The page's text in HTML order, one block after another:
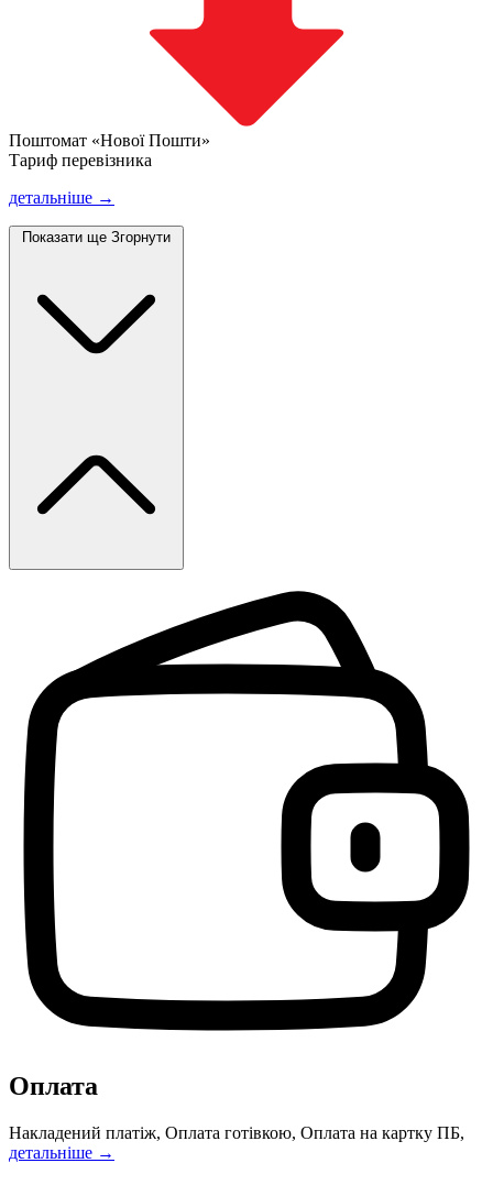
Поштомат «Нової Пошти»
Тариф перевізника
детальніше →
Показати ще Згорнути
Оплата
Накладений платіж, Оплата готівкою, Оплата на картку ПБ,
детальніше →